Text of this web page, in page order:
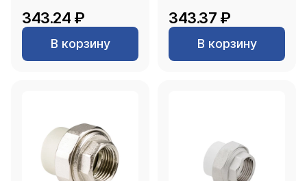
343.24 ₽
В корзину
343.37 ₽
В корзину